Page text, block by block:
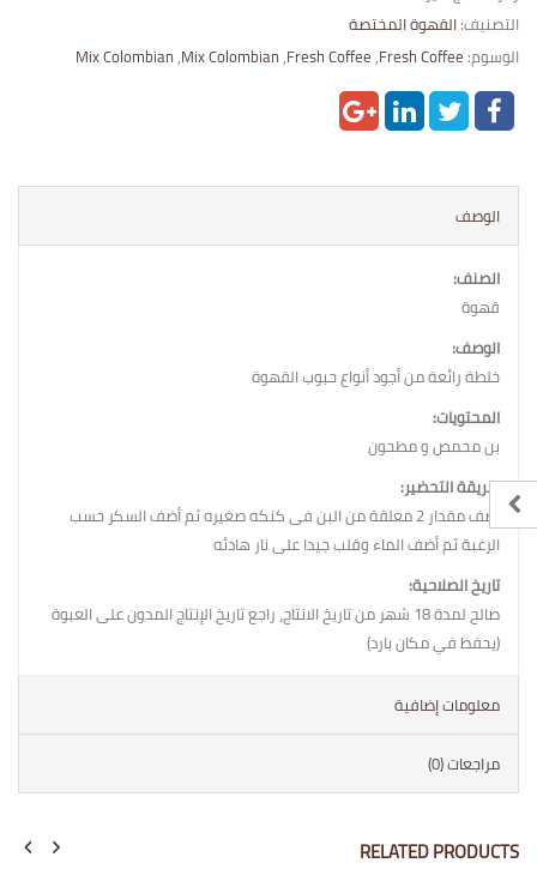
التصنيف:القهوة المختصة
الوسوم: Fresh Coffee
,
Fresh Coffee
,
Mix Colombian
,
Mix Colombian
الوصف
الصنف:
قهوة
الوصف:
خلطة رائعة من أجود أنواع حبوب القهوة
المحتويات:
بن محمص و مطحون
طريقة التحضير:
أضف مقدار 2 معلقة من البن فى كنكه صغيره ثم أضف السكر حسب
الرغبة ثم أضف الماء وقلب جيدا على نار هادئه
تاريخ الصلاحية:
صالح لمدة 18 شهر من تاريخ الانتاج، راجع تاريخ الإنتاج المدون على العبوة
(يحفظ في مكان بارد)
معلومات إضافية
مراجعات (0)
RELATED PRODUCTS